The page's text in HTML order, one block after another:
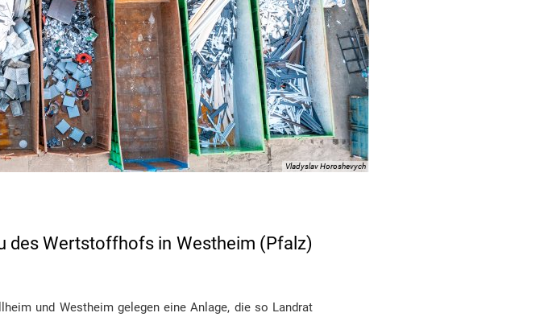
Vladyslav Horoshevych
des Wertstoffhofs in Westheim (Pfalz)
und Westheim gelegen eine Anlage, die so Landrat